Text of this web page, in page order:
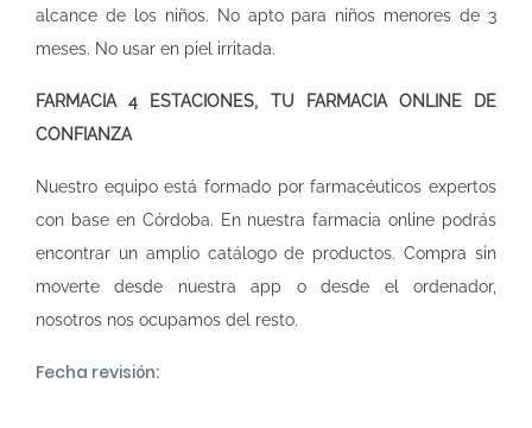
alcance de los niños. No apto para niños menores de 3
meses. No usar en piel irritada.
FARMACIA 4 ESTACIONES, TU FARMACIA ONLINE DE
CONFIANZA
Nuestro equipo está formado por farmacéuticos expertos
con base en Córdoba. En nuestrafarmacia online podrás
encontrar un amplio catálogo de productos. Compra sin
moverte desde nuestra app o desde el ordenador,
nosotros nos ocupamos del resto.
Fecha revisión: